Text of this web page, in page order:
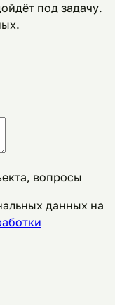
под задачу.
.
вопросы
данных на